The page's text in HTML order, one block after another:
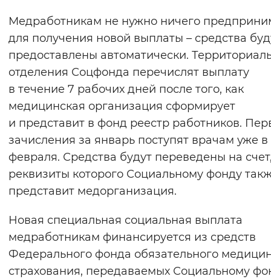
Медработникам не нужно ничего
для получения новой выплаты – средства
предоставлены автоматически.
отделения Соцфонда перечислят выплату
в течение 7 рабочих дней после того, как
медицинская организация сформирует
и представит в фонд реестр работников.
зачисления за январь поступят врачам уже
февраля. Средства будут переведены на
реквизиты которого Социальному фонду
представит медорганизация.
Новая специальная социальная выплата
медработникам финансируется из средств
Федерального фонда обязательного
страхования, передаваемых Социальному